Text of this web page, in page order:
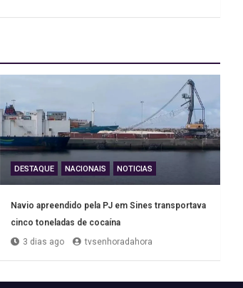
DESTAQUE NACIONAIS NOTICIAS
Navio apreendido pela PJ em Sines transportava
cinco toneladas de cocaína
3 dias ago
tvsenhoradahora